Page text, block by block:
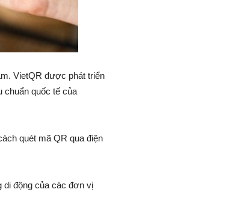
VietQR được phát triển
chuẩn quốc tế của
quét mã QR qua điện
di động của các đơn vị